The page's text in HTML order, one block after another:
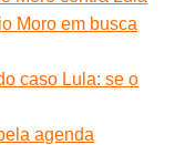
Moro em busca
caso Lula: se o
agenda